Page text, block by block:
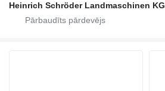
Heinrich Schröder Landmaschinen KG